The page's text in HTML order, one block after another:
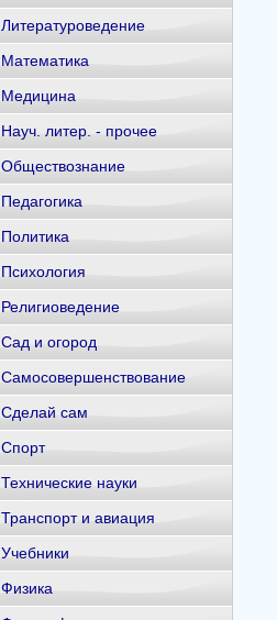
Литературоведение
Математика
Медицина
Науч. литер. - прочее
Обществознание
Педагогика
Политика
Психология
Религиоведение
Сад и огород
Самосовершенствование
Сделай сам
Спорт
Технические науки
Транспорт и авиация
Учебники
Физика